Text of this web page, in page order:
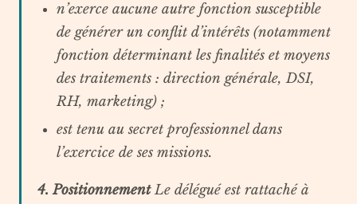
n’exerce aucune autre fonction susceptible
de générer un conflit d’intérêts (notamment
fonction déterminant les finalités et moyens
des traitements : direction générale, DSI,
RH, marketing) ;
est tenu au secret professionnel dans
l’exercice de ses missions.
4. PositionnementLe délégué est rattaché à